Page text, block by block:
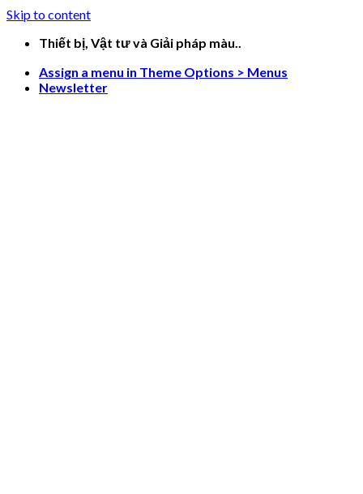
Skip to content
Thiết bị, Vật tư và Giải pháp màu..
Assign a menu in Theme Options > Menus
Newsletter